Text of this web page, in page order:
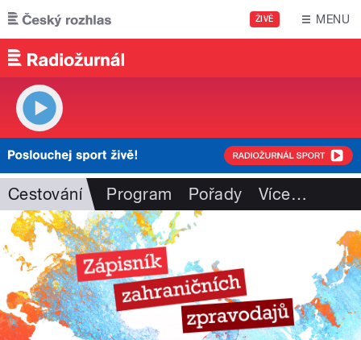
Přejít k hlavnímu obsahu
ŽIVĚ MENU
Cestování Program Pořady Více…